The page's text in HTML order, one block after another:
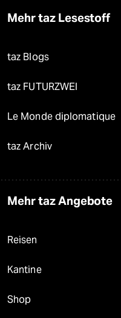
Mehr taz Lesestoff
taz Blogs
taz FUTURZWEI
Le Monde diplomatique
taz Archiv
Mehr taz Angebote
Reisen
Kantine
Shop